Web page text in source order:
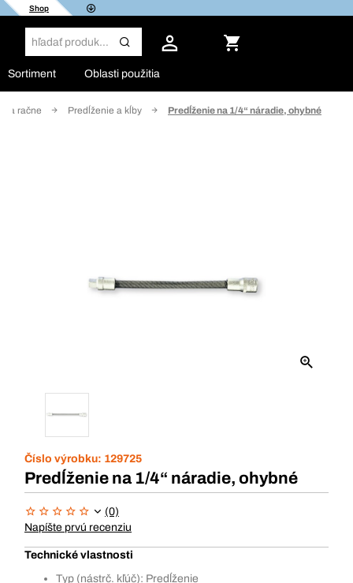
Shop
Sortiment Oblasti použitia
a račne Predĺženie a kĺby Predĺženie na 1/4“ náradie, ohybné
Číslo výrobku: 129725
Predĺženie na 1/4“ náradie, ohybné
(0)
Napíšte prvú recenziu
Technické vlastnosti
Typ (nástrč. kľúč): Predĺženie